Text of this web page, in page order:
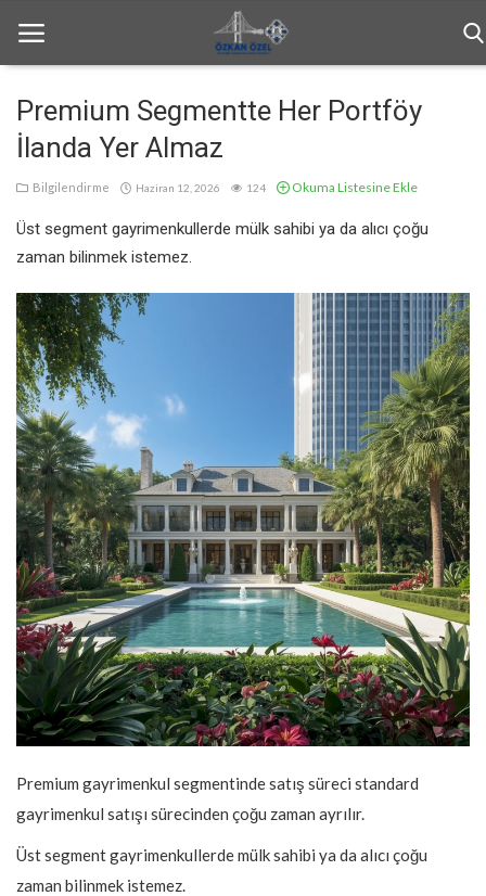
Anasayfa
Bilgilendirme
Haftalık Bülten
Genel
İletişim
Türkçe
Premium Segmentte Her Portföy
İlanda Yer Almaz
Bilgilendirme Haziran 12, 2026 124 Okuma Listesine Ekle
Üst segment gayrimenkullerde mülk sahibi ya da alıcı çoğu
zaman bilinmek istemez.
Premium gayrimenkul segmentinde satış süreci standard
gayrimenkul satışı sürecinden çoğu zaman ayrılır.
Üst segment gayrimenkullerde mülk sahibi ya da alıcı çoğu
zaman bilinmek istemez.